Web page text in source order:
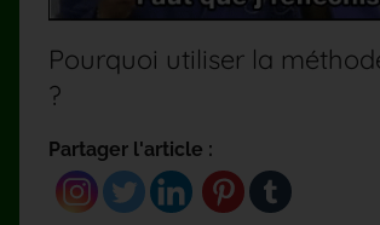
Pourquoi utiliser la
?
Partager l'article :